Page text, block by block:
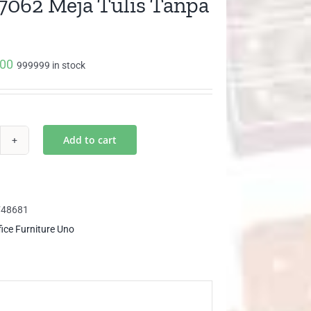
999999 in stock
Add to cart
Furniture Uno